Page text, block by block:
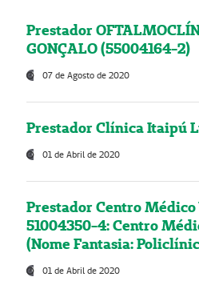
Prestador
GONÇALO (55004164-2)
07 de Agosto de 2020
Prestador Clínica Itaipú
01 de Abril de 2020
Prestador Centro
51004350-4: Centro
(Nome Fantasia:
01 de Abril de 2020